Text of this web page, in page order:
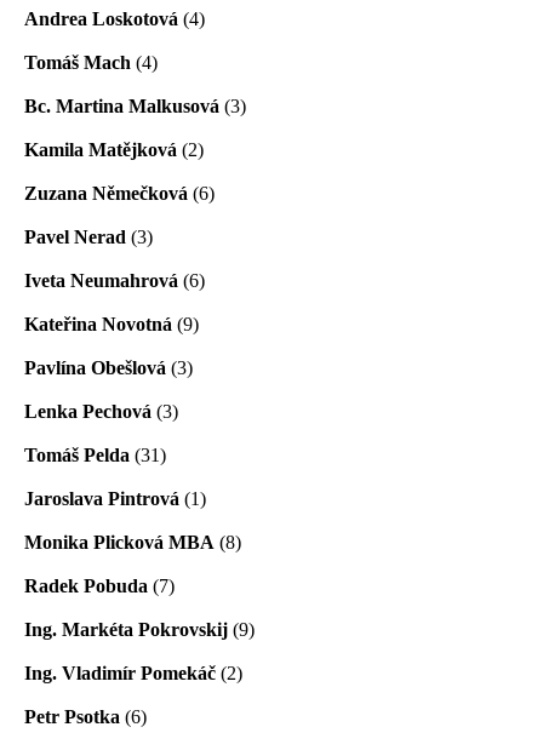
Andrea Loskotová (4)
Tomáš Mach (4)
Bc. Martina Malkusová (3)
Kamila Matějková (2)
Zuzana Němečková (6)
Pavel Nerad (3)
Iveta Neumahrová (6)
Kateřina Novotná (9)
Pavlína Obešlová (3)
Lenka Pechová (3)
Tomáš Pelda (31)
Jaroslava Pintrová (1)
Monika Plicková MBA (8)
Radek Pobuda (7)
Ing. Markéta Pokrovskij (9)
Ing. Vladimír Pomekáč (2)
Petr Psotka (6)